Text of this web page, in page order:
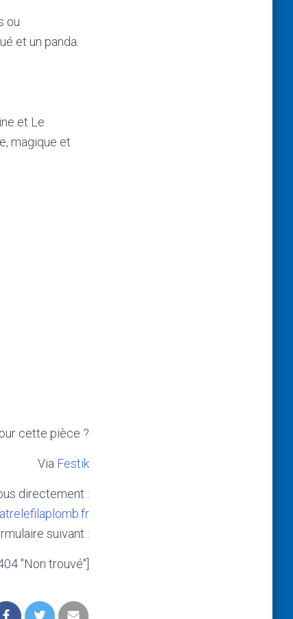
ou
et un panda.
et Le
magique et
cette pièce ?
Via Festik
directement :
suivant :
"Non trouvé"]